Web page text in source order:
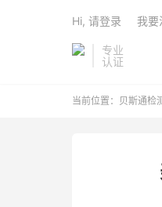
专业
认证
Hi, 请登录 我要
当前位置： 贝斯通检